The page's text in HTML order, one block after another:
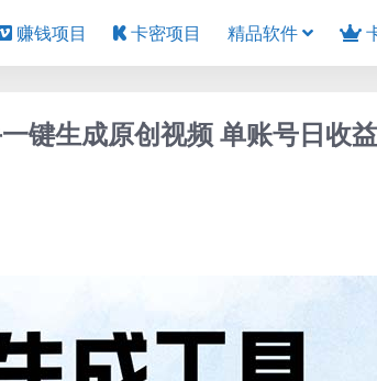
赚钱项目 卡密项目 精品软件
键生成原创视频 单账号日收